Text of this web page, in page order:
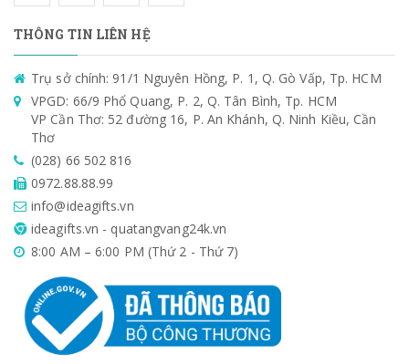
THÔNG TIN LIÊN HỆ
Trụ sở chính: 91/1 Nguyên Hồng, P. 1, Q. Gò Vấp, Tp. HCM
VPGD: 66/9 Phổ Quang, P. 2, Q. Tân Bình, Tp. HCM
VP Cần Thơ: 52 đường 16, P. An Khánh, Q. Ninh Kiều, Cần
Thơ
(028) 66 502 816
0972.88.88.99
info@ideagifts.vn
ideagifts.vn - quatangvang24k.vn
8:00 AM – 6:00 PM (Thứ 2 - Thứ 7)